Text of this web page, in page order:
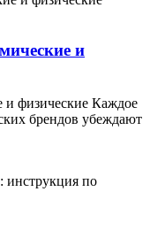
и
физические Каждое
брендов убеждают